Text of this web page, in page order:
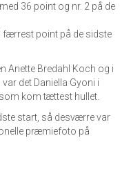
36 point og nr. 2 på de
færrest point på de sidste
Anette Bredahl Koch og i
det Daniella Gyoni i
kom tættest hullet.
start, så desværre var
præmiefoto på